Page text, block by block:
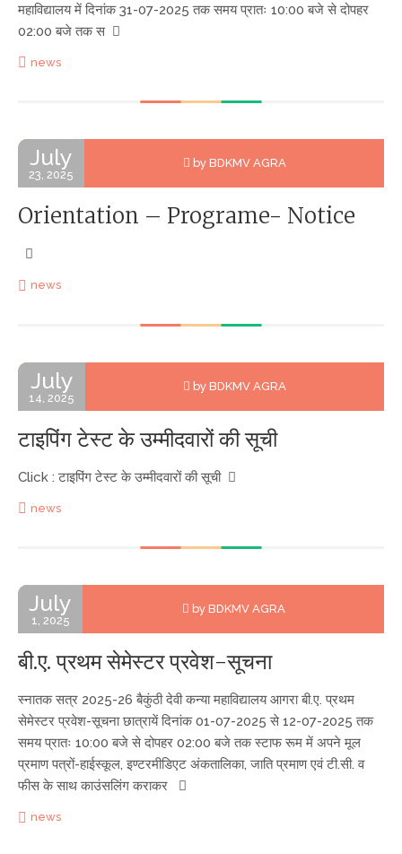
महाविद्यालय में दिनांक 31-07-2025 तक समय प्रातः 10:00 बजे से दोपहर
02:00 बजे तक स
news
July
23, 2025
by BDKMV AGRA
Orientation – Programe- Notice
news
July
14, 2025
by BDKMV AGRA
टाइपिंग टेस्ट के उम्मीदवारों की सूची
Click : टाइपिंग टेस्ट के उम्मीदवारों की सूची
news
July
1, 2025
by BDKMV AGRA
बी.ए. प्रथम सेमेस्टर प्रवेश-सूचना
स्नातक सत्र 2025-26 बैकुंठी देवी कन्या महाविद्यालय आगरा बी.ए. प्रथम
सेमेस्टर प्रवेश-सूचना छात्रायें दिनांक 01-07-2025 से 12-07-2025 तक
समय प्रातः 10:00 बजे से दोपहर 02:00 बजे तक स्टाफ रूम में अपने मूल
प्रमाण पत्रों-हाईस्कूल, इण्टरमीडिएट अंकतालिका, जाति प्रमाण एवं टी.सी. व
फीस के साथ काउंसलिंग कराकर
news